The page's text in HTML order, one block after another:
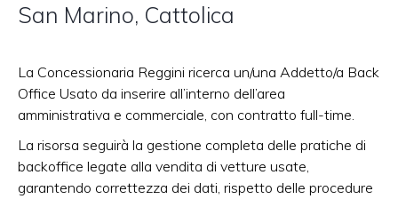
San Marino, Cattolica
La Concessionaria Reggini ricerca un/una Addetto/a Back
Office Usato da inserire all’interno dell’area
amministrativa e commerciale, con contratto full-time.​
La risorsa seguirà la gestione completa delle pratiche di
backoffice legate alla vendita di vetture usate,
garantendo correttezza dei dati, rispetto delle procedure